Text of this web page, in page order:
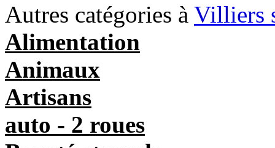
Autres catégories à Villiers
Alimentation
Animaux
Artisans
auto - 2 roues